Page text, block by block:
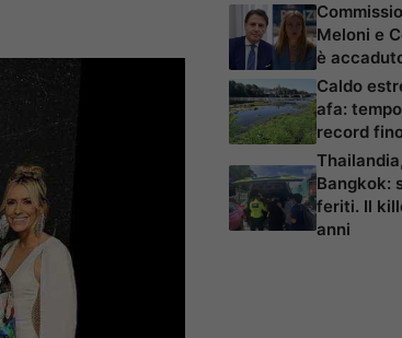
Meloni e
è
Caldo
afa:
record
Bangkok:
feriti. Il
anni